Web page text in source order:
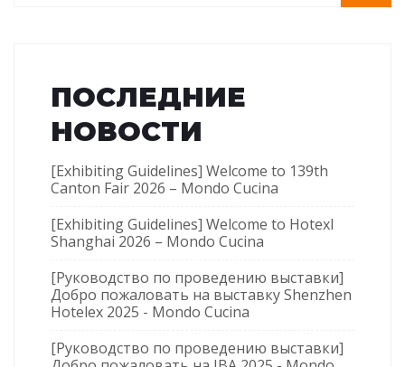
ПОСЛЕДНИЕ
НОВОСТИ
[Exhibiting Guidelines] Welcome to 139th
Canton Fair 2026 – Mondo Cucina
[Exhibiting Guidelines] Welcome to Hotexl
Shanghai 2026 – Mondo Cucina
[Руководство по проведению выставки]
Добро пожаловать на выставку Shenzhen
Hotelex 2025 - Mondo Cucina
[Руководство по проведению выставки]